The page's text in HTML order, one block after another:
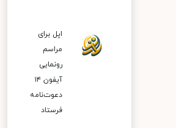
اپل برای
مراسم
رونمایی
آیفون ۱۴
دعوت‌نامه
فرستاد